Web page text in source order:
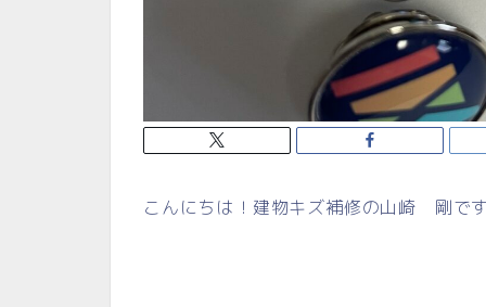
こんにちは！建物キズ補修の山崎 剛で